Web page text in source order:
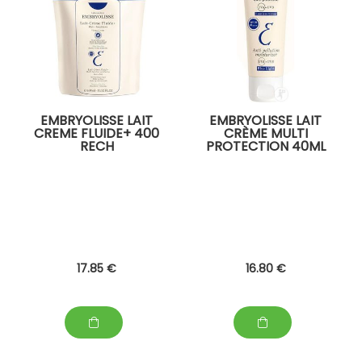
EMBRYOLISSE LAIT
CREME FLUIDE+ 400
RECH
17.85 €
EMBRYOLISSE LAIT
CRÈME MULTI
PROTECTION 40ML
16.80 €